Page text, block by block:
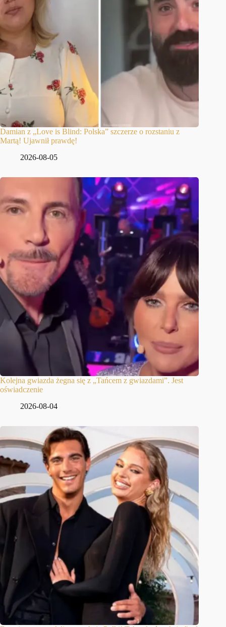
Damian z „Love is Blind: Polska” szczerze o rozstaniu z
Martą! Ujawnił prawdę!
2026-08-05
Kolejna gwiazda żegna się z „Tańcem z gwiazdami”. Jest
oświadczenie
2026-08-04